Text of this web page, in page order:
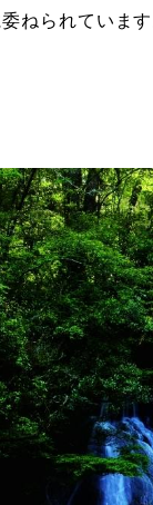
ねられていま